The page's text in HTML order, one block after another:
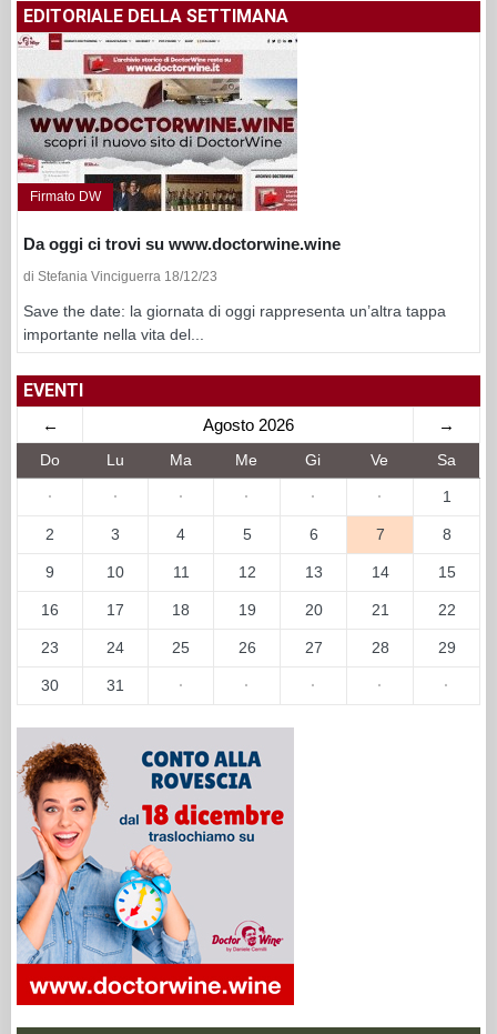
EDITORIALE DELLA SETTIMANA
Firmato DW
Da oggi ci trovi su www.doctorwine.wine
di Stefania Vinciguerra 18/12/23
Save the date: la giornata di oggi rappresenta un’altra tappa
importante nella vita del...
EVENTI
← Agosto 2026 →
Do Lu Ma Me Gi Ve Sa
· · · · · · 1
2 3 4 5 6 7 8
9 10 11 12 13 14 15
16 17 18 19 20 21 22
23 24 25 26 27 28 29
30 31 · · · · ·